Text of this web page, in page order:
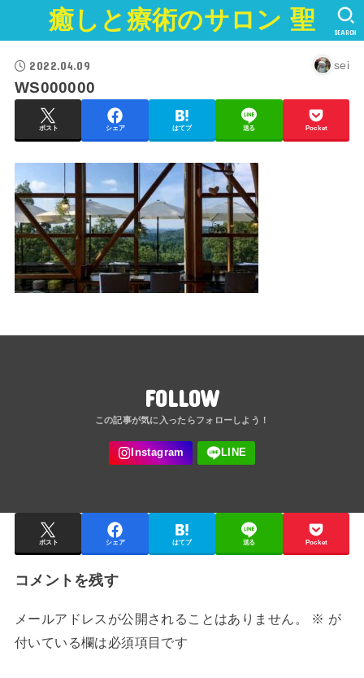
癒しと療術のサロン 聖 SEARCH
2022.04.09 sei
WS000000
ポスト シェア はてブ 送る Pocket
FOLLOW
ポスト シェア はてブ 送る Pocket
コメントを残す
メールアドレスが公開されることはありません。 ※ が
付いている欄は必須項目です